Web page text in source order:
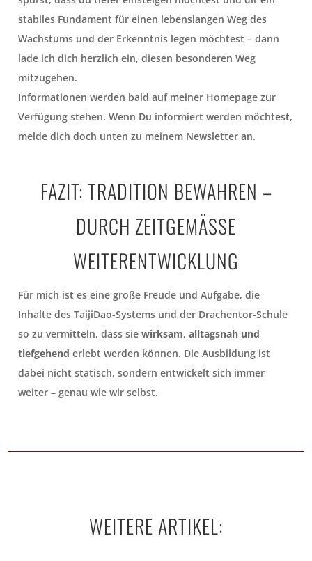
stabiles Fundament für einen lebenslangen Weg des
Wachstums und der Erkenntnis legen möchtest – dann
lade ich dich herzlich ein, diesen besonderen Weg
mitzugehen.
Informationen werden bald auf meiner Homepage zur
Verfügung stehen. Wenn Du informiert werden möchtest,
melde dich doch unten zu meinem Newsletter an.
FAZIT: TRADITION BEWAHREN –
DURCH ZEITGEMÄSSE W
EITERENTWICKLUNG
Für mich ist es eine große Freude und Aufgabe, die
Inhalte des TaijiDao-Systems und der Drachentor-Schule
so zu vermitteln, dass siewirksam, alltagsnah und
tiefgehend erlebt werden können. Die Ausbildung ist
dabei nicht statisch, sondern entwickelt sich immer
weiter – genau wie wir selbst.
WEITERE ARTIKEL: